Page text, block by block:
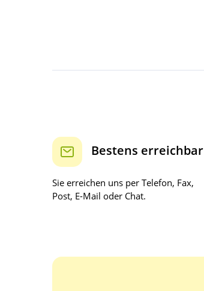
Bestens erreichbar
Sie erreichen uns per Telefon, Fax,
Post, E-Mail oder Chat.